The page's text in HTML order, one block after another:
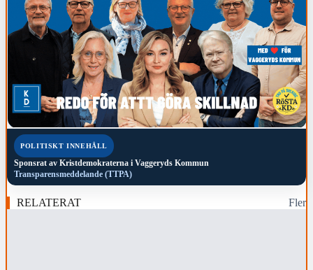
POLITISKT INNEHÅLL
Sponsrat av Kristdemokraterna i Vaggeryds Kommun
Transparensmeddelande (TTPA)
RELATERAT Fler